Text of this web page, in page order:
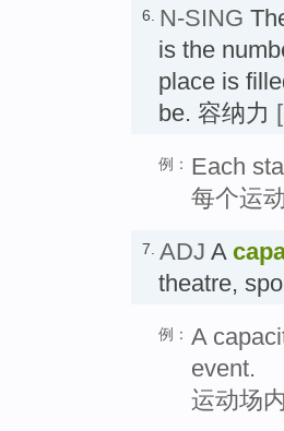
6. N-SING
is the
place is
be. 容纳力
例： Each
每个运
7. ADJ A
theatre,
例： A
event.
运动场